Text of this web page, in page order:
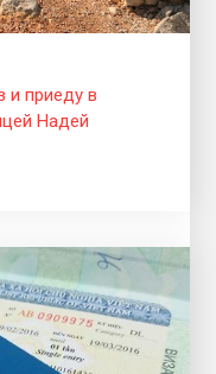
и приеду в
Надей